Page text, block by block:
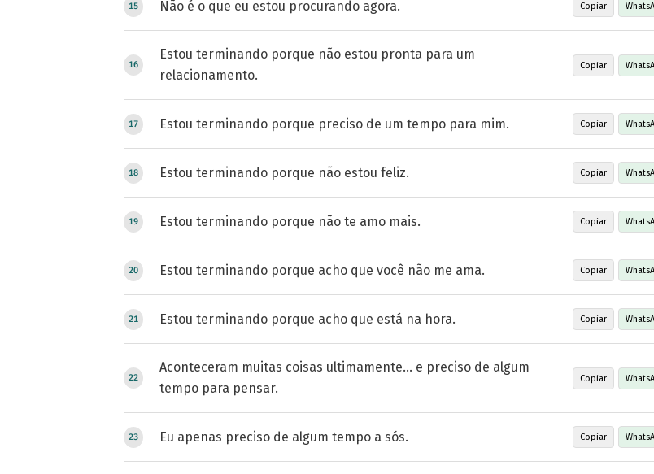
Não é o que eu estou procurando agora. Copiar
Estou terminando porque não estou pronta para um
relacionamento.
Copiar
Estou terminando porque preciso de um tempo para mim. Copiar
Estou terminando porque não estou feliz. Copiar
Estou terminando porque não te amo mais. Copiar
Estou terminando porque acho que você não me ama. Copiar
Estou terminando porque acho que está na hora. Copiar
Aconteceram muitas coisas ultimamente… e preciso de algum
tempo para pensar.
Copiar
Eu apenas preciso de algum tempo a sós. Copiar